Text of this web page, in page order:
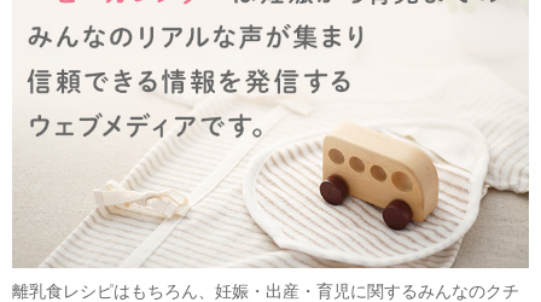
離乳食レシピはもちろん、妊娠・出産・育児に関するみんなのクチ